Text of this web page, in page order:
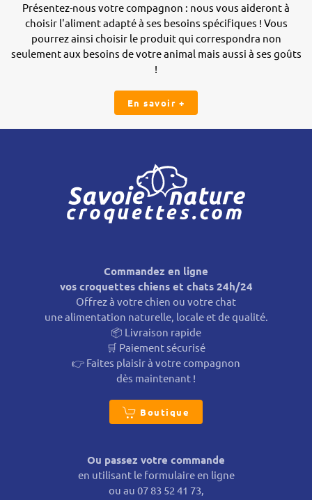
Présentez-nous votre compagnon : nous vous aideront à
choisir l'aliment adapté à ses besoins spécifiques ! Vous
pourrez ainsi choisir le produit qui correspondra non
seulement aux besoins de votre animal mais aussi à ses goûts
!
En savoir +
Commandez en ligne
vos croquettes chiens et chats 24h/24
Offrez à votre chien ou votre chat
une alimentation naturelle, locale et de qualité.
📦 Livraison rapide
🛒 Paiement sécurisé
👉 Faites plaisir à votre compagnon
dès maintenant !
Boutique
Ou passez votre commande
en utilisant le formulaire en ligne
ou au 07 83 52 41 73,